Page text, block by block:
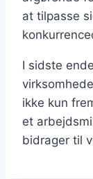
at tilpasse
I sidste
ikke kun
et
bidrager til